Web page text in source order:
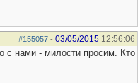
#155057 - 03/05/2015 12:56:06
с нами - милости просим. Кто